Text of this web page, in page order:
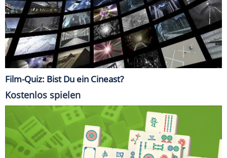
Film-Quiz: Bist Du ein Cineast?
Kostenlos spielen